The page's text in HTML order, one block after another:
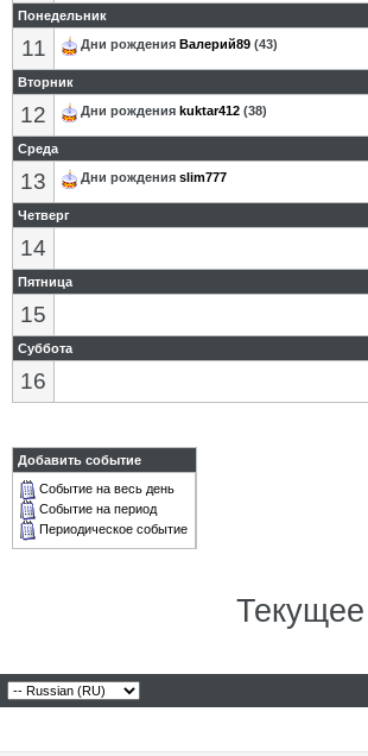
Понедельник
11 Дни рождения Валерий89 (43)
Вторник
12 Дни рождения kuktar412 (38)
Среда
13 Дни рождения slim777
Четверг
14
Пятница
15
Суббота
16
Добавить событие
Событие на весь день
Событие на период
Периодическое событие